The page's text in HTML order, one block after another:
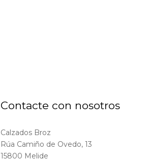
Contacte con nosotros
Calzados Broz
Rúa Camiño de Ovedo, 13
15800 Melide